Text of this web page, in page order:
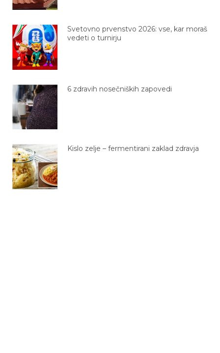
Svetovno prvenstvo 2026: vse, kar moraš
vedeti o turnirju
6 zdravih nosečniških zapovedi
Kislo zelje – fermentirani zaklad zdravja